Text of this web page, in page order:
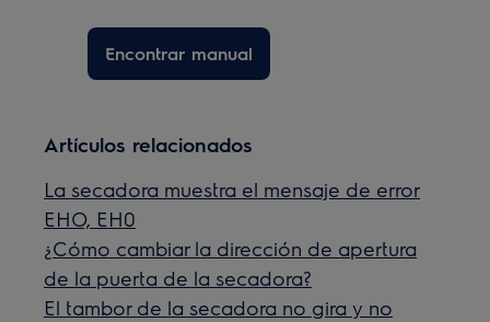
Encontrar manual
Artículos relacionados
La secadora muestra el mensaje de error
EHO, EH0
¿Cómo cambiar la dirección de apertura
de la puerta de la secadora?
El tambor de la secadora no gira y no